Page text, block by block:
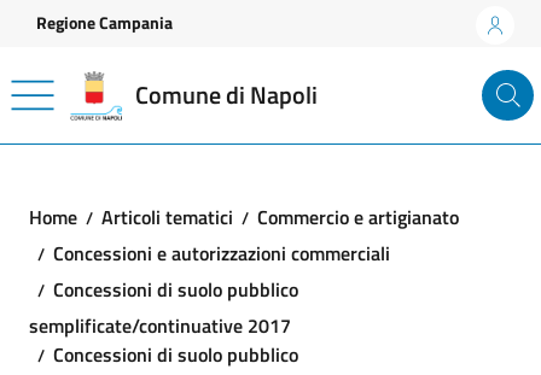
Vai ai contenuti
Vai al footer
Regione Campania
Comune di Napoli
Home Articoli tematici
Commercio e artigianato
Concessioni e autorizzazioni commerciali
Concessioni di suolo pubblico
semplificate/continuative 2017
Concessioni di suolo pubblico